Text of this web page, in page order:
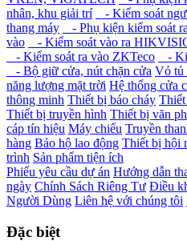
nhân, khu giải trí
- Kiểm soát
thang máy
- Phụ kiện kiểm soát
vào
- Kiểm soát vào ra
- Kiểm soát ra vào ZKTeco
-
- Bộ giữ cửa, nút chặn cửa Vỏ tủ
năng lượng mặt trời Hệ thống cửa
thông minh Thiết bị báo cháy
Thiết bị truyền hình Thiết bị văn
cáp tín hiệu Máy chiếu Truyền
hàng Bảo hộ lao động Thiết bị hội
trình Sản phẩm tiện ích
Phiếu yêu cầu dự án Hướng dẫn
ngày Chính Sách Riêng Tư Điều
Người Dùng Liên hệ với chúng tôi
Đặc biệt